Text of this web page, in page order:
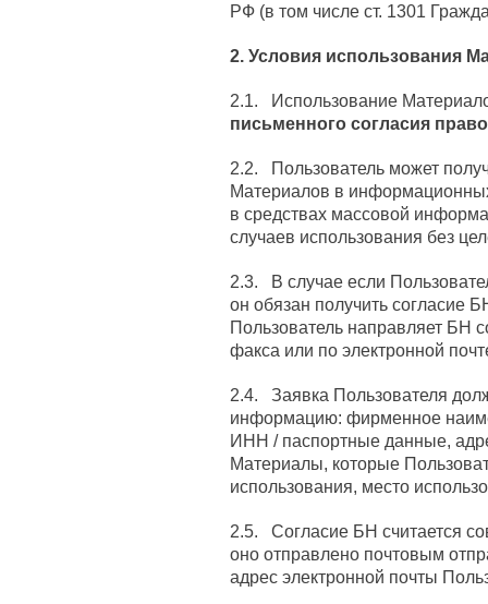
РФ (в том числе ст. 1301
2. Условия использования
2.1. Использование
письменного согласия
2.2. Пользователь может
Материалов в
в средствах массовой
случаев использования без
2.3. В случае если
он обязан получить согласие
Пользователь направляет БН
факса или по электронной
2.4. Заявка Пользователя
информацию: фирменное
ИНН / паспортные данные,
Материалы, которые
использования, место
2.5. Согласие БН считается
оно отправлено почтовым
адрес электронной почты